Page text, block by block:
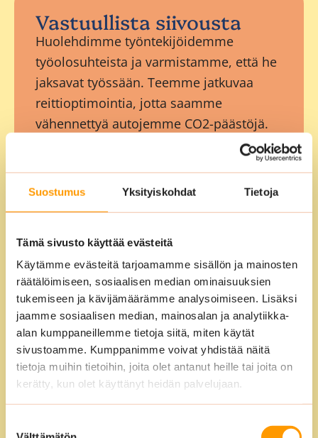
Suostumus Yksityiskohdat Tietoja
Tämä sivusto käyttää evästeitä
Käytämme evästeitä tarjoamamme sisällön ja mainosten
räätälöimiseen, sosiaalisen median ominaisuuksien
tukemiseen ja kävijämäärämme analysoimiseen. Lisäksi
jaamme sosiaalisen median, mainosalan ja analytiikka-
alan kumppaneillemme tietoja siitä, miten käytät
sivustoamme. Kumppanimme voivat yhdistää näitä
tietoja muihin tietoihin, joita olet antanut heille tai joita on
kerätty, kun olet käyttänyt heidän palvelujaan.
Vastuullista siivousta
Huolehdimme työntekijöidemme
työolosuhteista ja varmistamme, että he
jaksavat työssään. Teemme jatkuvaa
reittioptimointia, jotta saamme
vähennettyä autojemme CO2-päästöjä.
Käyttämämme aineet ja välineet ovat
mahdollisimman vähän kemikaaleja,
kemikaalitonta siivousta.
Kustannustehokas ja
räätälöity siivouspalvelu
Räätälöimme palvelumme tarpeidenne